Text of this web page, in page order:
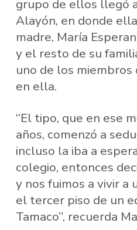
grupo de ellos llegó
Alayón, en donde
madre, María
y el resto de su
uno de los miembros
en ella.
“El tipo, que en ese
años, comenzó a
incluso la iba a
colegio, entonces
y nos fuimos a vivir
el tercer piso de un
Tamaco”, recuerda